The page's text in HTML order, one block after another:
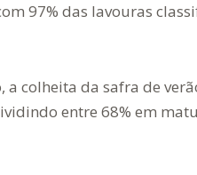
97% das lavouras
a colheita da safra de
entre 68% em